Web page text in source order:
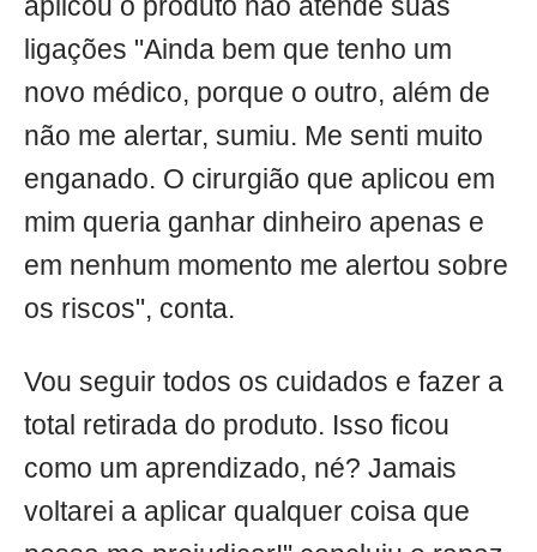
aplicou o produto não atende suas
ligações "Ainda bem que tenho um
novo médico, porque o outro, além de
não me alertar, sumiu. Me senti muito
enganado. O cirurgião que aplicou em
mim queria ganhar dinheiro apenas e
em nenhum momento me alertou sobre
os riscos", conta.
Vou seguir todos os cuidados e fazer a
total retirada do produto. Isso ficou
como um aprendizado, né? Jamais
voltarei a aplicar qualquer coisa que